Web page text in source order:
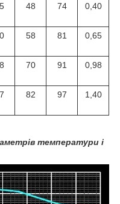
48 74 0,40
58 81 0,65
70 91 0,98
82 97 1,40
температури і